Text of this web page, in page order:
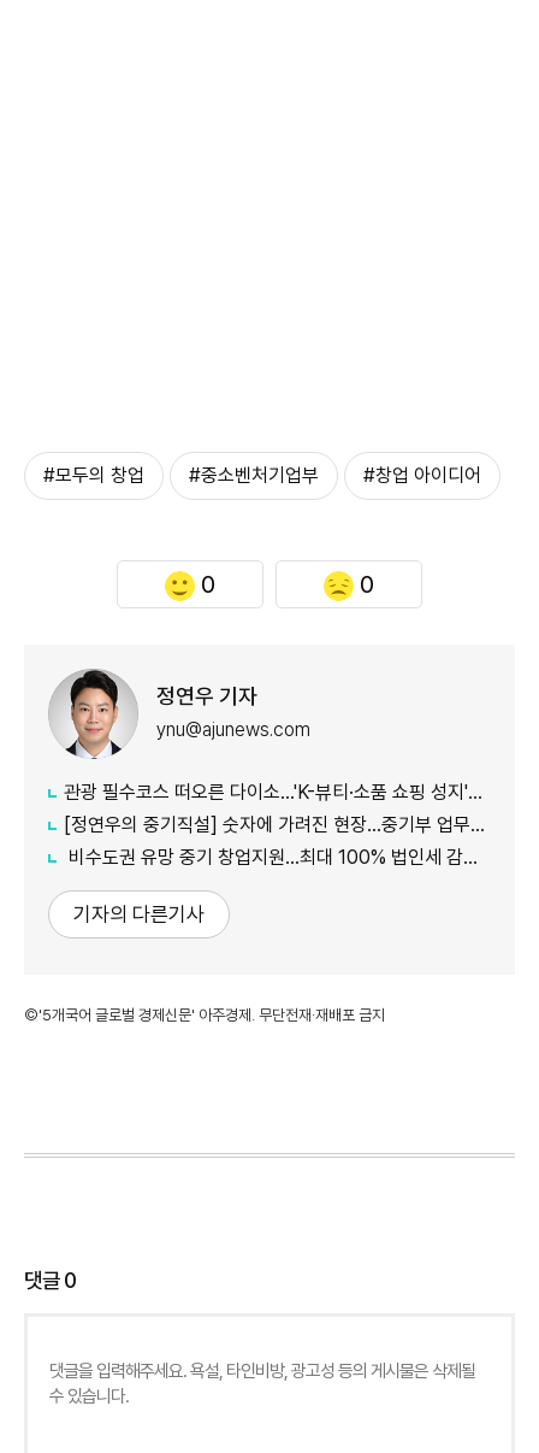
#모두의 창업 #중소벤처기업부 #창업 아이디어
0 0
정연우 기자
ynu@ajunews.com
관광 필수코스 떠오른 다이소...'K-뷰티·소품 쇼핑 성지'로 등극
[정연우의 중기직설] 숫자에 가려진 현장...중기부 업무보고의 그늘
비수도권 유망 중기 창업지원...최대 100% 법인세 감면 나서
기자의 다른기사
©'5개국어 글로벌 경제신문' 아주경제. 무단전재·재배포 금지
댓글0